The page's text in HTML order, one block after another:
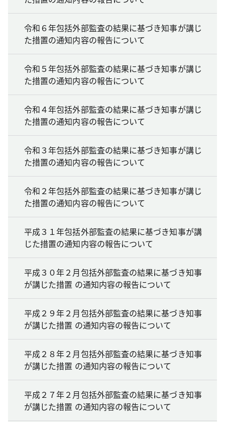
令和６年包括外部監査の結果に基づき知事が講じ
た措置の通知内容の報告について
令和５年包括外部監査の結果に基づき知事が講じ
た措置の通知内容の報告について
令和４年包括外部監査の結果に基づき知事が講じ
た措置の通知内容の報告について
令和３年包括外部監査の結果に基づき知事が講じ
た措置の通知内容の報告について
令和２年包括外部監査の結果に基づき知事が講じ
た措置の通知内容の報告について
平成３１年包括外部監査の結果に基づき知事が講
じた措置の通知内容の報告について
平成３０年２月包括外部監査の結果に基づき知事
が講じた措置 の通知内容の報告について
平成２９年２月包括外部監査の結果に基づき知事
が講じた措置 の通知内容の報告について
平成２８年２月包括外部監査の結果に基づき知事
が講じた措置 の通知内容の報告について
平成２７年２月包括外部監査の結果に基づき知事
が講じた措置 の通知内容の報告について